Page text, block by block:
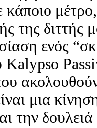
της διττής
ενός
Kalypso
μια
την δουλειά